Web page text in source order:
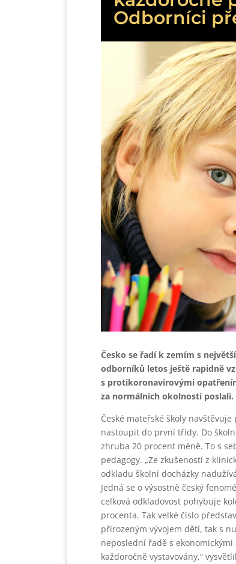
Odborníci
Česko se řadí k zemím s
odborníků letos ještě rapidně
s protikoronavirovými
za normálních okolností poslali.
České mateřské školy
nastoupit do první třídy. Do
zhruba 20 procent méně. To s
pedagogy. „Ze zkušeností z
odkladu školní docházky
Jedná se o výsostně český
celková odkladovost pohybuje
procenta. Tak velké číslo
přirozeným vývojem dětí, tak s
neposlední řadě s
každoročně vystavovány,“